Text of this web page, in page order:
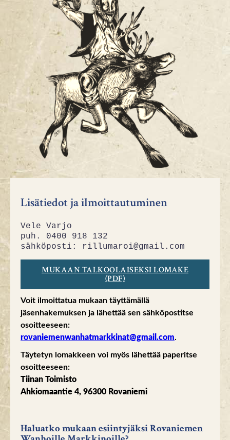
Lisätiedot ja ilmoittautuminen
Vele Varjo
puh. 0400 918 132
sähköposti: rillumaroi@gmail.com
MUKAAN TALKOOLAISEKSI LOMAKE
(PDF)
Voit ilmoittatua mukaan täyttämällä
jäsenhakemuksen ja lähettää sen sähköpostitse
osoitteeseen:
rovaniemenwanhatmarkkinat@gmail.com.
Täytetyn lomakkeen voi myös lähettää paperitse
osoitteeseen:
Tiinan Toimisto
Ahkiomaantie 4, 96300 Rovaniemi
Haluatko mukaan esiintyjäksi Rovaniemen